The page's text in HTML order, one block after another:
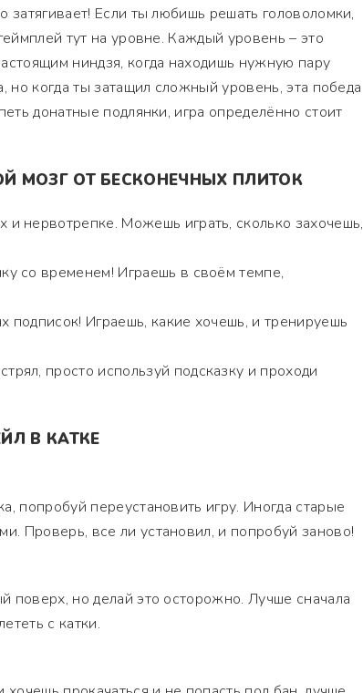
затягивает! Если ты любишь решать головоломки,
тут на уровне. Каждый уровень – это
ниндзя, когда находишь нужную пару
но когда ты затащил сложный уровень, эта победа
донатные подлянки, игра определённо стоит
МОЗГ ОТ БЕСКОНЕЧНЫХ ПЛИТОК
и нервотрепке. Можешь играть, сколько захочешь,
со временем! Играешь в своём темпе,
подписок! Играешь, какие хочешь, и тренируешь
просто используй подсказку и проходи
В КАТКЕ
попробуй переустановить игру. Иногда старые
Проверь, все ли установил, и попробуй заново!
поверх, но делай это осторожно. Лучше сначала
с катки.